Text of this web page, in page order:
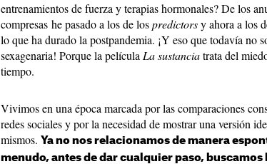
entrenamientos de fuerza y terapias hormonales? De los
compresas he pasado a los de lospredictorsy ahora a los
lo que ha durado la postpandemia. ¡Y eso que todavía no
sexagenaria! Porque la película La sustanciatrata del
tiempo.
Vivimos en una época marcada por las comparaciones
redes sociales y por la necesidad de mostrar una versión
mismos. Ya no nos relacionamos de manera
menudo, antes de dar cualquier paso, buscamos